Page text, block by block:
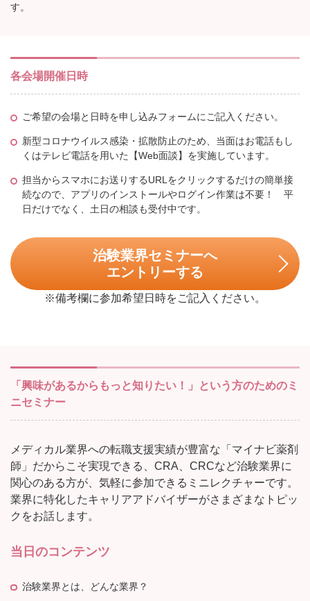
す。
各会場開催日時
ご希望の会場と日時を申し込みフォームにご記入ください。
新型コロナウイルス感染・拡散防止のため、当面はお電話もし
くはテレビ電話を用いた【Web面談】を実施しています。
担当からスマホにお送りするURLをクリックするだけの簡単接
続なので、アプリのインストールやログイン作業は不要！ 平
日だけでなく、土日の相談も受付中です。
治験業界セミナーへ
エントリーする
※備考欄に参加希望日時をご記入ください。
「興味があるからもっと知りたい！」という方のためのミ
ニセミナー
メディカル業界への転職支援実績が豊富な「マイナビ薬剤
師」だからこそ実現できる、CRA、CRCなど治験業界に
関心のある方が、気軽に参加できるミニレクチャーです。
業界に特化したキャリアアドバイザーがさまざまなトピッ
クをお話します。
当日のコンテンツ
治験業界とは、どんな業界？